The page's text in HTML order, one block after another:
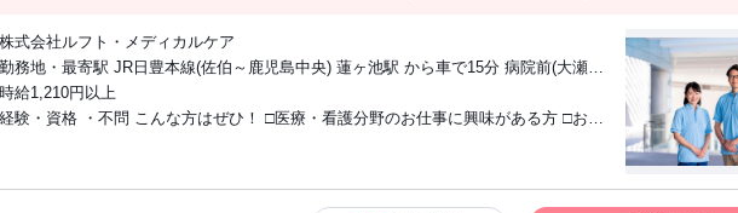
株式会社ルフト・メディカルケア
勤務地・最寄駅 JR日豊本線(佐伯～鹿児島中央) 蓮ヶ池駅 から車で15分 病院前(大瀬町)
から 徒歩 2分 ☆車・バイク・自転車通勤可能
時給1,210円以上
経験・資格 ・不問 こんな方はぜひ！ □医療・看護分野のお仕事に興味がある方 □お仕